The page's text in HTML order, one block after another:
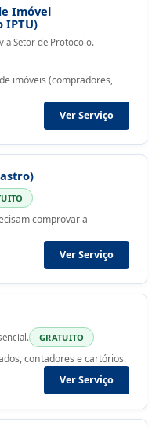
Imóvel
IPTU)
Setor de Protocolo.
imóveis (compradores,
Ver Serviço
comprovar a
Ver Serviço
GRATUITO
contadores e cartórios.
Ver Serviço